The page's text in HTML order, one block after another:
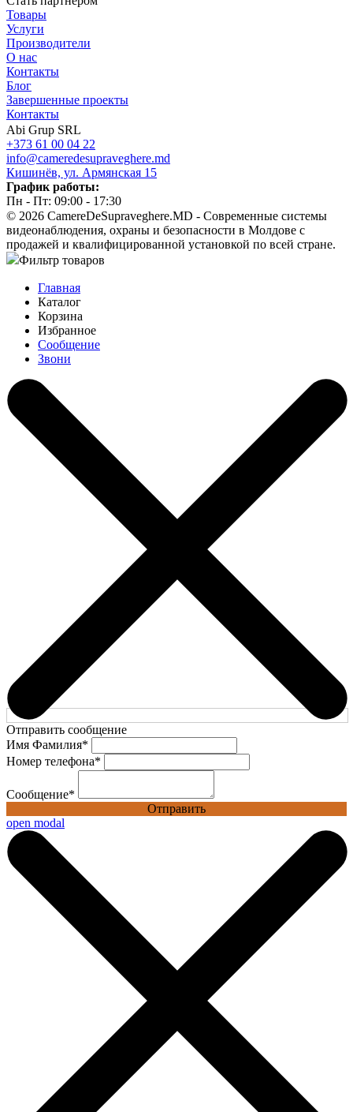
Товары
Услуги
Производители
О нас
Контакты
Блог
Завершенные проекты
Контакты
Abi Grup SRL
+373 61 00 04 22
info@cameredesupraveghere.md
Кишинёв, ул. Армянская 15
График работы:
Пн - Пт: 09:00 - 17:30
© 2026 CamereDeSupraveghere.MD - Современные системы
видеонаблюдения, охраны и безопасности в Молдове с
продажей и квалифицированной установкой по всей стране.
Фильтр товаров
Главная
Каталог
Корзина
Избранное
Сообщение
Звони
Отправить сообщение
Имя Фамилия*
Номер телефона*
Сообщение*
Отправить
open modal